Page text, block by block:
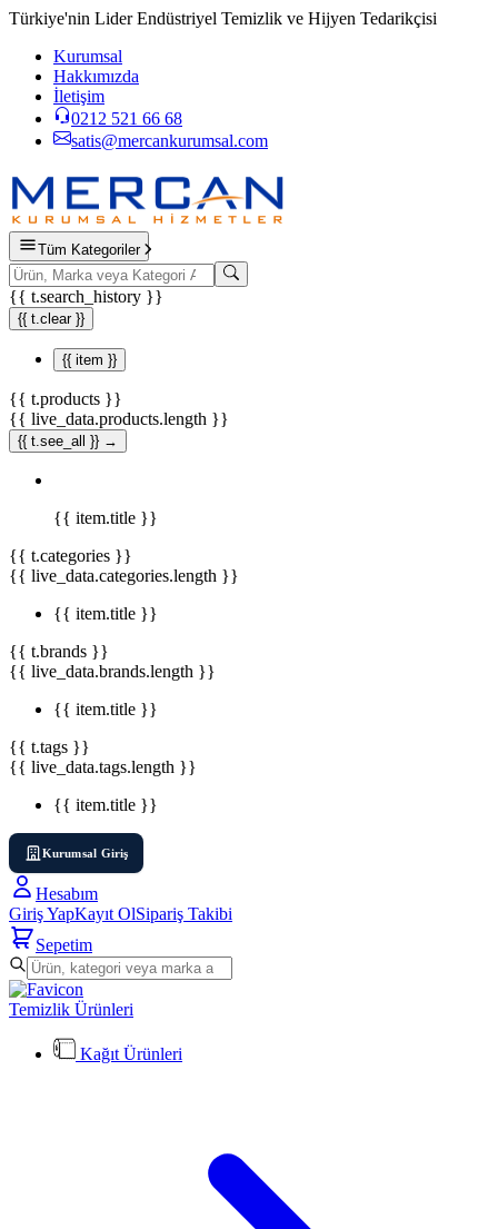
Türkiye'nin Lider Endüstriyel Temizlik ve Hijyen Tedarikçisi
Kurumsal
Hakkımızda
İletişim
0212 521 66 68
satis@mercankurumsal.com
Tüm Kategoriler
{{ t.search_history }}
{{ t.clear }}
{{ item }}
{{ t.products }}
{{ live_data.products.length }}
{{ t.see_all }} →
{{ item.title }}
{{ t.categories }}
{{ live_data.categories.length }}
{{ item.title }}
{{ t.brands }}
{{ live_data.brands.length }}
{{ item.title }}
{{ t.tags }}
{{ live_data.tags.length }}
{{ item.title }}
Kurumsal Giriş
Hesabım
Giriş YapKayıt OlSipariş Takibi
Sepetim
Temizlik Ürünleri
Kağıt Ürünleri